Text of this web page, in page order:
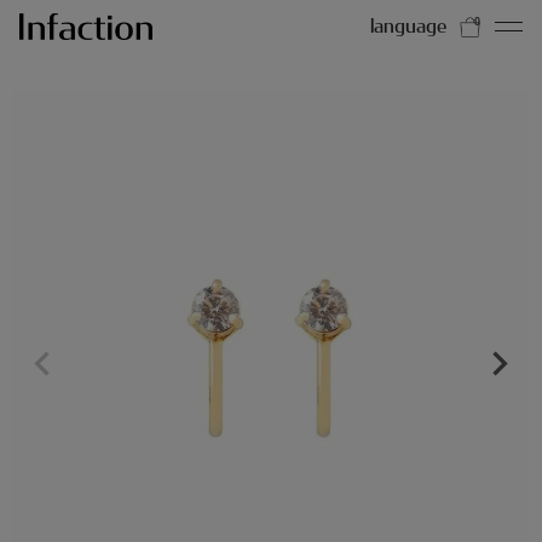
language 0